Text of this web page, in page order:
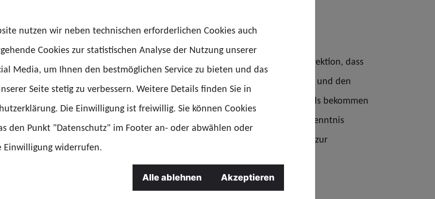
häufiger erzählte und kaum überhörbare Botschaft aus der Generalzolldirektion, dass
in der deutschen Sicherheitsarchitektur hat. Von Augenhöhe mit dem BKA und den
Kriminalitätsbekämpfung einen prägenden Stellenwert in der Arbeit des Zolls bekommen
den wir aus den Führungsetagen des Zolls mit großer Erwartung zur Kenntnis
war früher höchstens ungeliebter notwendiger Annex zur
nutzen wir neben technischen erforderlichen Cookies auch
Cookies zur statistischen Analyse der Nutzung unserer
Media, um Ihnen den bestmöglichen Service zu bieten und das
Seite stetig zu verbessern. Weitere Details finden Sie in
Die Einwilligung ist freiwillig. Sie können Cookies
den Punkt "Datenschutz" im Footer an- oder abwählen oder
Einwilligung widerrufen.
Alle ablehnen Akzeptieren